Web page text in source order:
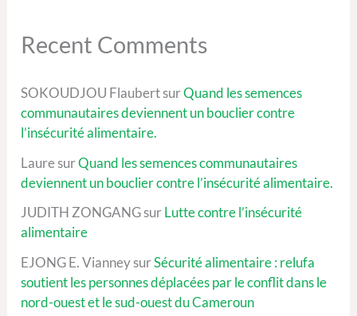
Recent Comments
SOKOUDJOU FlaubertsurQuand les semences
communautaires deviennent un bouclier contre
l’insécurité alimentaire.
LauresurQuand les semences communautaires
deviennent un bouclier contre l’insécurité alimentaire.
JUDITH ZONGANGsurLutte contre l’insécurité
alimentaire
EJONG E. VianneysurSécurité alimentaire : relufa
soutient les personnes déplacées par le conflit dans le
nord-ouest et le sud-ouest du Cameroun